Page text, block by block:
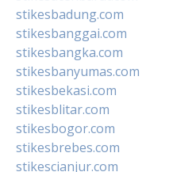
stikesbadung.com
stikesbanggai.com
stikesbangka.com
stikesbanyumas.com
stikesbekasi.com
stikesblitar.com
stikesbogor.com
stikesbrebes.com
stikescianjur.com